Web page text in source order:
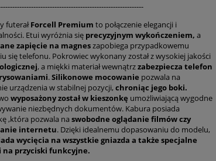
futerałForcell Premium to połączenie elegancji i
Etui wyróżnia się precyzyjnym wykończeniem, a
zapięcie na magneszapobiega przypadkowemu
się telefonu. Pokrowiec wykonany został z wysokiej jakości
, a miękki materiał wewnątrzzabezpiecza telefon
.Silikonowe mocowanie pozwala na
urządzenia w stabilnej pozycji, chroniąc jego boki.
wyposażony został w kieszonkę umożliwiającą wygodne
niezbędnych dokumentów. Kabura posiada
,która pozwala na swobodne oglądanie filmów czy
internetu. Dzięki idealnemu dopasowaniu do modelu,
wycięcia na wszystkie gniazda a także specjalne
na przyciski funkcyjne.